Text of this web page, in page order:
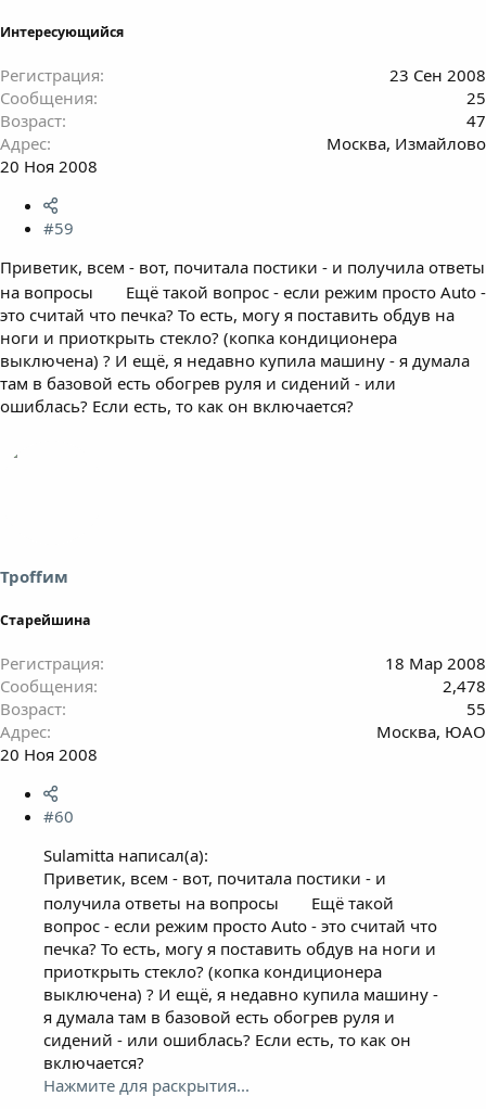
Интересующийся
Регистрация
23 Сен 2008
Сообщения
25
Возраст
47
Адрес
Москва, Измайлово
20 Ноя 2008
#59
Приветик, всем - вот, почитала постики - и получила ответы
на вопросы
Ещё такой вопрос - если режим просто Auto -
это считай что печка? То есть, могу я поставить обдув на
ноги и приоткрыть стекло? (копка кондиционера
выключена) ? И ещё, я недавно купила машину - я думала
там в базовой есть обогрев руля и сидений - или
ошиблась? Если есть, то как он включается?
Троffим
Старейшина
Регистрация
18 Мар 2008
Сообщения
2,478
Возраст
55
Адрес
Москва, ЮАО
20 Ноя 2008
#60
Sulamitta написал(а):
Приветик, всем - вот, почитала постики - и
получила ответы на вопросы
Ещё такой
вопрос - если режим просто Auto - это считай что
печка? То есть, могу я поставить обдув на ноги и
приоткрыть стекло? (копка кондиционера
выключена) ? И ещё, я недавно купила машину -
я думала там в базовой есть обогрев руля и
сидений - или ошиблась? Если есть, то как он
включается?
Нажмите для раскрытия...